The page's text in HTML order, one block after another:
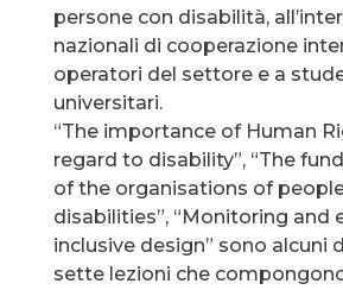
persone con disabilità,
nazionali di cooperazione
operatori del settore e a
universitari.
“The importance of Human
regard to disability”, “The
of the organisations of
disabilities”, “Monitoring and
inclusive design” sono alcuni
sette lezioni che